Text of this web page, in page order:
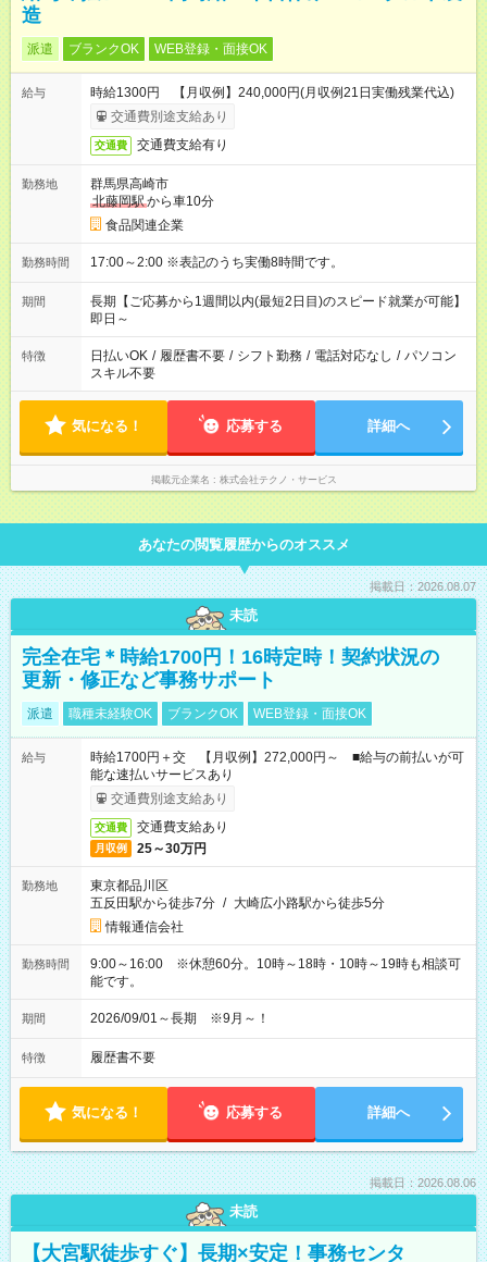
造
派遣 ブランクOK WEB登録・面接OK
給与
時給1300円 【月収例】240,000円(月収例21日実働残業代込)
交通費別途支給あり
交通費 交通費支給有り
勤務地
群馬県高崎市
北藤岡駅から車10分
食品関連企業
勤務時間 17:00～2:00 ※表記のうち実働8時間です。
期間
長期【ご応募から1週間以内(最短2日目)のスピード就業が可能】
即日～
特徴 日払いOK / 履歴書不要 / シフト勤務 / 電話対応なし / パソコン
スキル不要
気になる！ 応募する 詳細へ
掲載元企業名 株式会社テクノ・サービス
あなたの閲覧履歴からのオススメ
掲載日：2026.08.07
未読
完全在宅＊時給1700円！16時定時！契約状況の
更新・修正など事務サポート
派遣 職種未経験OK ブランクOK WEB登録・面接OK
給与
時給1700円＋交 【月収例】272,000円～ ■給与の前払いが可
能な速払いサービスあり
交通費別途支給あり
交通費 交通費支給あり
月収例 25～30万円
勤務地
東京都品川区
五反田駅から徒歩7分 / 大崎広小路駅から徒歩5分
情報通信会社
勤務時間
9:00～16:00 ※休憩60分。10時～18時・10時～19時も相談可
能です。
期間 2026/09/01～長期 ※9月～！
特徴 履歴書不要
気になる！ 応募する 詳細へ
掲載日：2026.08.06
未読
【大宮駅徒歩すぐ】長期×安定！事務センタ